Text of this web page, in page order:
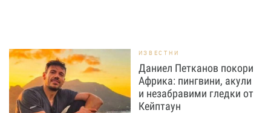
ИЗВЕСТНИ
Даниел Петканов покори
Африка: пингвини, акули
и незабравими гледки от
Кейптаун